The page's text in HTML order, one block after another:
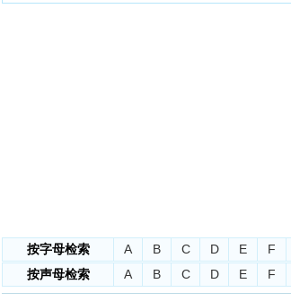
按字母检索 A B C D E F
按声母检索
A B C D E F